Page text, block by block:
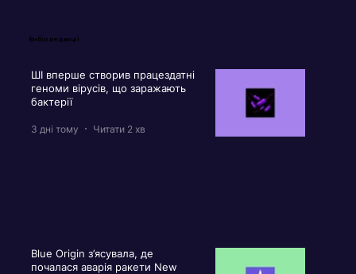
Вибір редакції
ШІ вперше створив працездатні
геноми вірусів, що заражають
бактерії
3 дні тому Читати 2 хв
Blue Origin з’ясувала, де
почалася аварія ракети New